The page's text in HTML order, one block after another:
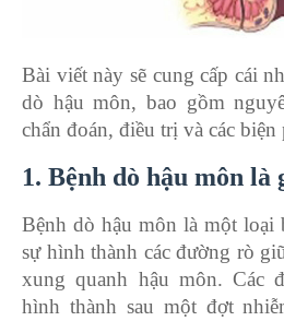
Bài viết này sẽ cung cấp cái
dò hậu môn, bao gồm
chẩn đoán, điều trị và các
1. Bệnh dò hậu môn là
Bệnh dò hậu môn là một loại
sự hình thành các đường rò
xung quanh hậu môn. Các
hình thành sau một đợt